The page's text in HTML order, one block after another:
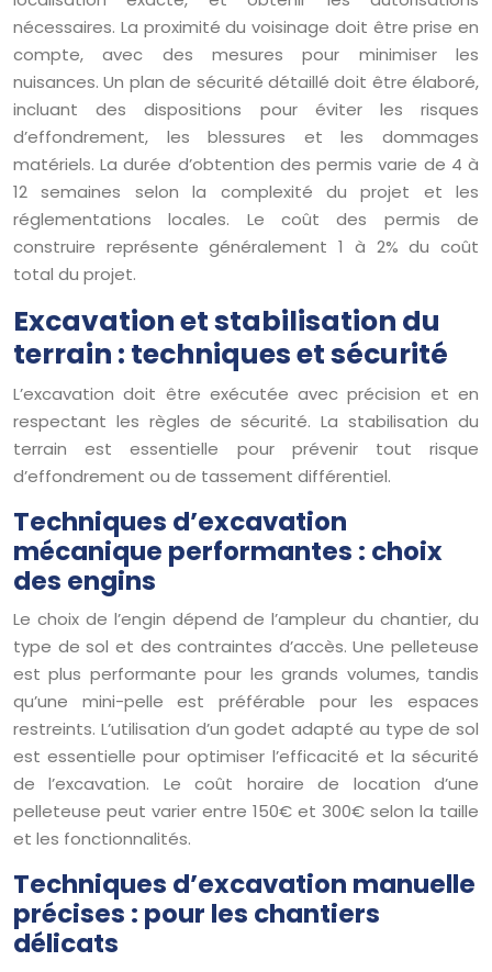
nécessaires. La proximité du voisinage doit être prise en
compte, avec des mesures pour minimiser les
nuisances. Un plan de sécurité détaillé doit être élaboré,
incluant des dispositions pour éviter les risques
d’effondrement, les blessures et les dommages
matériels. La durée d’obtention des permis varie de 4 à
12 semaines selon la complexité du projet et les
réglementations locales. Le coût des permis de
construire représente généralement 1 à 2% du coût
total du projet.
Excavation et stabilisation du
terrain : techniques et sécurité
L’excavation doit être exécutée avec précision et en
respectant les règles de sécurité. La stabilisation du
terrain est essentielle pour prévenir tout risque
d’effondrement ou de tassement différentiel.
Techniques d’excavation
mécanique performantes : choix
des engins
Le choix de l’engin dépend de l’ampleur du chantier, du
type de sol et des contraintes d’accès. Une pelleteuse
est plus performante pour les grands volumes, tandis
qu’une mini-pelle est préférable pour les espaces
restreints. L’utilisation d’un godet adapté au type de sol
est essentielle pour optimiser l’efficacité et la sécurité
de l’excavation. Le coût horaire de location d’une
pelleteuse peut varier entre 150€ et 300€ selon la taille
et les fonctionnalités.
Techniques d’excavation manuelle
précises : pour les chantiers
délicats